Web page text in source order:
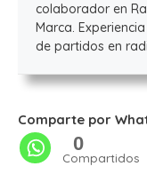
colaborador en
Marca.
de partidos en
Comparte por
0
Compartidos